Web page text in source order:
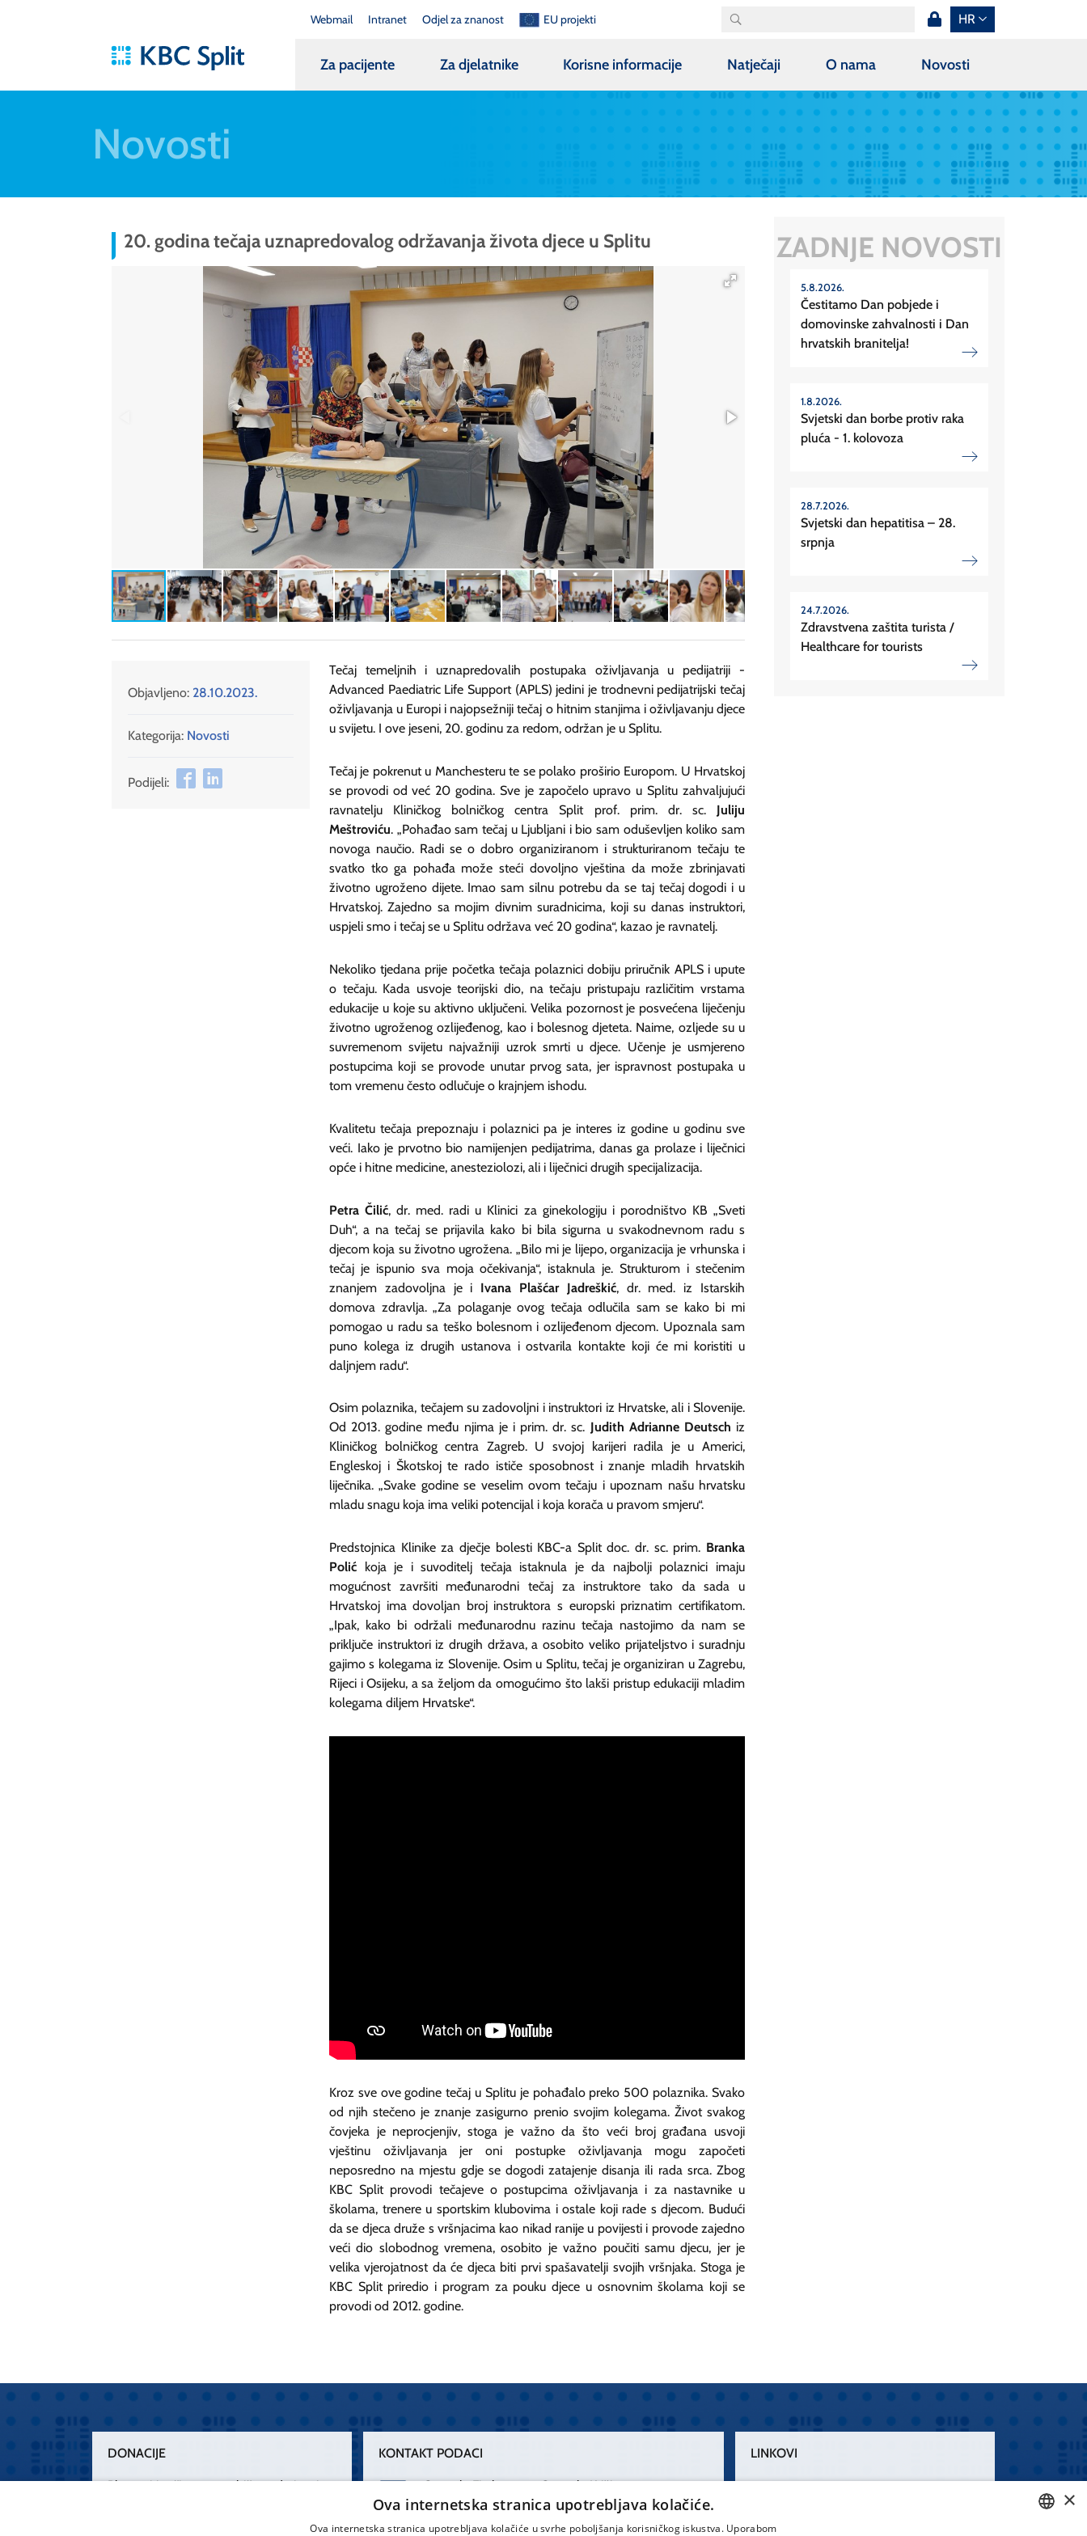
Webmail Intranet Odjel za znanost EU projekti HR
Za pacijente Za djelatnike Korisne informacije Natječaji O nama Novosti
Novosti
20. godina tečaja uznapredovalog održavanja života djece u Splitu
Objavljeno: 28.10.2023.
Kategorija: Novosti
Podijeli:
Tečaj temeljnih i uznapredovalih postupaka oživljavanja u pedijatriji -
Advanced Paediatric Life Support (APLS) jedini je trodnevni pedijatrijski tečaj
oživljavanja u Europi i najopsežniji tečaj o hitnim stanjima i oživljavanju djece
u svijetu. I ove jeseni, 20. godinu za redom, održan je u Splitu.
Tečaj je pokrenut u Manchesteru te se polako proširio Europom. U Hrvatskoj
se provodi od već 20 godina. Sve je započelo upravo u Splitu zahvaljujući
ravnatelju Kliničkog bolničkog centra Split prof. prim. dr. sc. Juliju
Meštroviću. „Pohađao sam tečaj u Ljubljani i bio sam oduševljen koliko sam
novoga naučio. Radi se o dobro organiziranom i strukturiranom tečaju te
svatko tko ga pohađa može steći dovoljno vještina da može zbrinjavati
životno ugroženo dijete. Imao sam silnu potrebu da se taj tečaj dogodi i u
Hrvatskoj. Zajedno sa mojim divnim suradnicima, koji su danas instruktori,
uspjeli smo i tečaj se u Splitu održava već 20 godina“, kazao je ravnatelj.
Nekoliko tjedana prije početka tečaja polaznici dobiju priručnik APLS i upute
o tečaju. Kada usvoje teorijski dio, na tečaju pristupaju različitim vrstama
edukacije u koje su aktivno uključeni. Velika pozornost je posvećena liječenju
životno ugroženog ozlijeđenog, kao i bolesnog djeteta. Naime, ozljede su u
suvremenom svijetu najvažniji uzrok smrti u djece. Učenje je usmjereno
postupcima koji se provode unutar prvog sata, jer ispravnost postupaka u
tom vremenu često odlučuje o krajnjem ishodu.
Kvalitetu tečaja prepoznaju i polaznici pa je interes iz godine u godinu sve
veći. Iako je prvotno bio namijenjen pedijatrima, danas ga prolaze i liječnici
opće i hitne medicine, anesteziolozi, ali i liječnici drugih specijalizacija.
Petra Čilić, dr. med. radi u Klinici za ginekologiju i porodništvo KB „Sveti
Duh“, a na tečaj se prijavila kako bi bila sigurna u svakodnevnom radu s
djecom koja su životno ugrožena. „Bilo mi je lijepo, organizacija je vrhunska i
tečaj je ispunio sva moja očekivanja“, istaknula je. Strukturom i stečenim
znanjem zadovoljna je i Ivana Plašćar Jadreškić, dr. med. iz Istarskih
domova zdravlja. „Za polaganje ovog tečaja odlučila sam se kako bi mi
pomogao u radu sa teško bolesnom i ozlijeđenom djecom. Upoznala sam
puno kolega iz drugih ustanova i ostvarila kontakte koji će mi koristiti u
daljnjem radu“.
Osim polaznika, tečajem su zadovoljni i instruktori iz Hrvatske, ali i Slovenije.
Od 2013. godine među njima je i prim. dr. sc. Judith Adrianne Deutsch iz
Kliničkog bolničkog centra Zagreb. U svojoj karijeri radila je u Americi,
Engleskoj i Škotskoj te rado ističe sposobnost i znanje mladih hrvatskih
liječnika. „Svake godine se veselim ovom tečaju i upoznam našu hrvatsku
mladu snagu koja ima veliki potencijal i koja korača u pravom smjeru“.
Predstojnica Klinike za dječje bolesti KBC-a Split doc. dr. sc. prim. Branka
Polićkoja je i suvoditelj tečaja istaknula je da najbolji polaznici imaju
mogućnost završiti međunarodni tečaj za instruktore tako da sada u
Hrvatskoj ima dovoljan broj instruktora s europski priznatim certifikatom.
„Ipak, kako bi održali međunarodnu razinu tečaja nastojimo da nam se
priključe instruktori iz drugih država, a osobito veliko prijateljstvo i suradnju
gajimo s kolegama iz Slovenije. Osim u Splitu, tečaj je organiziran u Zagrebu,
Rijeci i Osijeku, a sa željom da omogućimo što lakši pristup edukaciji mladim
kolegama diljem Hrvatske“.
Kroz sve ove godine tečaj u Splitu je pohađalo preko 500 polaznika. Svako
od njih stečeno je znanje zasigurno prenio svojim kolegama. Život svakog
čovjeka je neprocjenjiv, stoga je važno da što veći broj građana usvoji
vještinu oživljavanja jer oni postupke oživljavanja mogu započeti
neposredno na mjestu gdje se dogodi zatajenje disanja ili rada srca. Zbog
KBC Split provodi tečajeve o postupcima oživljavanja i za nastavnike u
školama, trenere u sportskim klubovima i ostale koji rade s djecom. Budući
da se djeca druže s vršnjacima kao nikad ranije u povijesti i provode zajedno
veći dio slobodnog vremena, osobito je važno poučiti samu djecu, jer je
velika vjerojatnost da će djeca biti prvi spašavatelji svojih vršnjaka. Stoga je
KBC Split priredio i program za pouku djece u osnovnim školama koji se
provodi od 2012. godine.
ZADNJE NOVOSTI
5.8.2026.
Čestitamo Dan pobjede i
domovinske zahvalnosti i Dan
hrvatskih branitelja!
1.8.2026.
Svjetski dan borbe protiv raka
pluća - 1. kolovoza
28.7.2026.
Svjetski dan hepatitisa – 28.
srpnja
24.7.2026.
Zdravstvena zaštita turista /
Healthcare for tourists
DONACIJE
Plemenitim činom nesebičnog darivanja
„Zarazimo“ se dobrotom, donirajmo od
KONTAKT PODACI
Centrala Firule
021 556 111
Centrala Križine
021 557 111
LINKOVI
×
Ova internetska stranica upotrebljava kolačiće.
Ova internetska stranica upotrebljava kolačiće u svrhe poboljšanja korisničkog iskustva. Uporabom